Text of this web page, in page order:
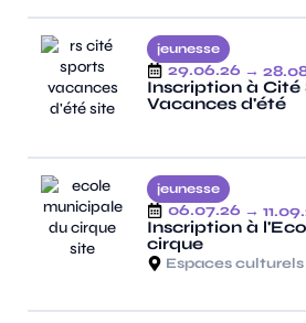
jeunesse
29.06.26 →
Inscription à Cité
Vacances d'été
jeunesse
06.07.26 →
Inscription à
cirque
Espaces culturels